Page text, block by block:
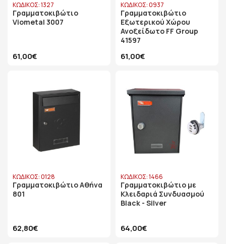
ΚΩΔΙΚΟΣ: 1327
Γραμματοκιβώτιο
Viometal 3007
61,00€
ΚΩΔΙΚΟΣ: 0937
Γραμματοκιβώτιο
Εξωτερικού Χώρου
Ανοξείδωτο FF Group
41597
61,00€
ΚΩΔΙΚΟΣ: 0128
Γραμματοκιβώτιο Αθήνα
801
62,80€
ΚΩΔΙΚΟΣ: 1466
Γραμματοκιβώτιο με
Κλειδαριά Συνδυασμού
Black - Silver
64,00€